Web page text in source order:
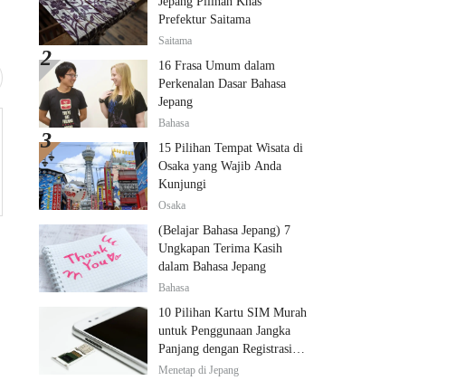
Prefektur Saitama
Saitama
16 Frasa Umum dalam
Perkenalan Dasar Bahasa
Jepang
Bahasa
15 Pilihan Tempat Wisata di
Osaka yang Wajib Anda
Kunjungi
Osaka
(Belajar Bahasa Jepang) 7
Ungkapan Terima Kasih
dalam Bahasa Jepang
Bahasa
10 Pilihan Kartu SIM Murah
untuk Penggunaan Jangka
Panjang dengan Registrasi
Multibahasa!
Menetap di Jepang